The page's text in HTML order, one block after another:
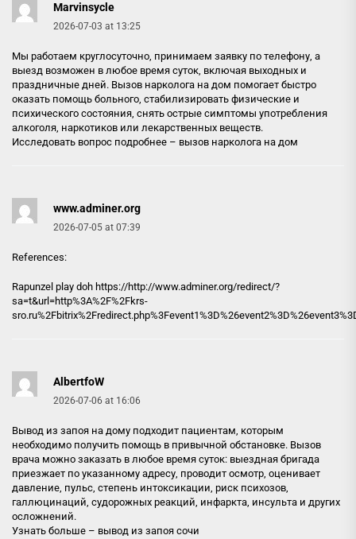
Marvinsycle
2026-07-03 at 13:25
Мы работаем круглосуточно, принимаем заявку по телефону, а
выезд возможен в любое время суток, включая выходных и
праздничные дней. Вызов нарколога на дом помогает быстро
оказать помощь больного, стабилизировать физические и
психического состояния, снять острые симптомы употребления
алкоголя, наркотиков или лекарственных веществ.
Исследовать вопрос подробнее – вызов нарколога на дом
www.adminer.org
2026-07-05 at 07:39
References:
Rapunzel play doh https://http://www.adminer.org/redirect/?
sa=t&url=http%3A%2F%2Fkrs-
AlbertfoW
2026-07-06 at 16:06
Вывод из запоя на дому подходит пациентам, которым
необходимо получить помощь в привычной обстановке. Вызов
врача можно заказать в любое время суток: выездная бригада
приезжает по указанному адресу, проводит осмотр, оценивает
давление, пульс, степень интоксикации, риск психозов,
галлюцинаций, судорожных реакций, инфаркта, инсульта и других
осложнений.
Узнать больше – вывод из запоя сочи